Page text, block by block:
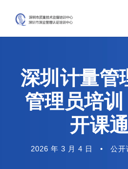
深圳计量管
管理员培
开课
2026 年 3 月 4 日 • 公开